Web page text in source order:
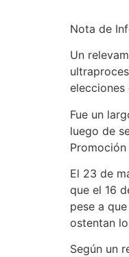
Nota de
Un
elecciones
Fue un
luego de
El 23 de
que el 16
pese a
ostentan
Según un